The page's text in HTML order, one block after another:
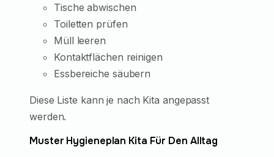
Tische abwischen
Toiletten prüfen
Müll leeren
Kontaktflächen reinigen
Essbereiche säubern
Diese Liste kann je nach Kita angepasst
werden.
Muster Hygieneplan Kita Für Den Alltag